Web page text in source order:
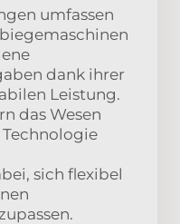
umfassen
dank ihrer
Leistung.
das Wesen
sich flexibel